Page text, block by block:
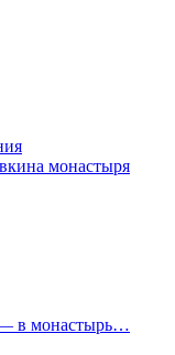
монастыря
— в монастырь…